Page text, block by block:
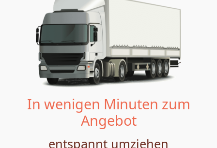
In wenigen Minuten zum
Angebot
entspannt umziehen